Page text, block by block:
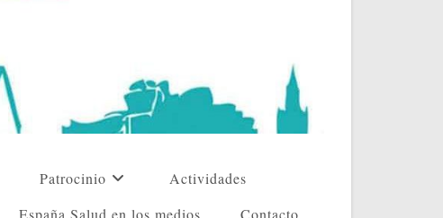
Patrocinio
Actividades
España Salud en los medios Contacto